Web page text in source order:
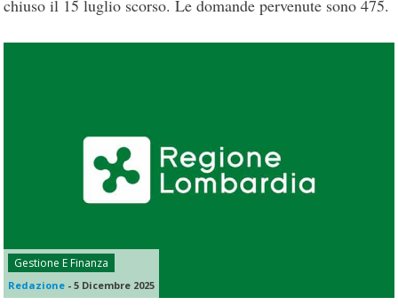
chiuso il 15 luglio scorso. Le domande pervenute sono 475.
Gestione E Finanza
Redazione -5 Dicembre 2025